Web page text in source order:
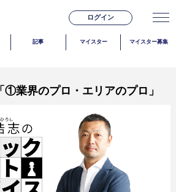
ログイン
記事 マイスター マイスター募集
業界のプロ・エリアのプロ」